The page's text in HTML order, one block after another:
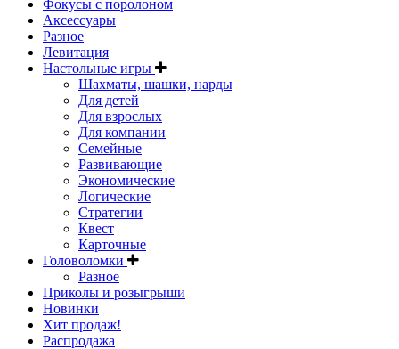
Фокусы с поролоном
Аксессуары
Разное
Левитация
Настольные игры
Шахматы, шашки, нарды
Для детей
Для взрослых
Для компании
Семейные
Развивающие
Экономические
Логические
Стратегии
Квест
Карточные
Головоломки
Разное
Приколы и розыгрыши
Новинки
Хит продаж!
Распродажа